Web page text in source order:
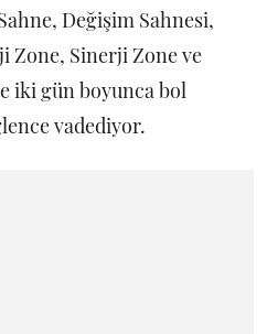
Değişim Sahnesi,
Zone, Sinerji Zone ve
iki gün boyunca bol
vadediyor.